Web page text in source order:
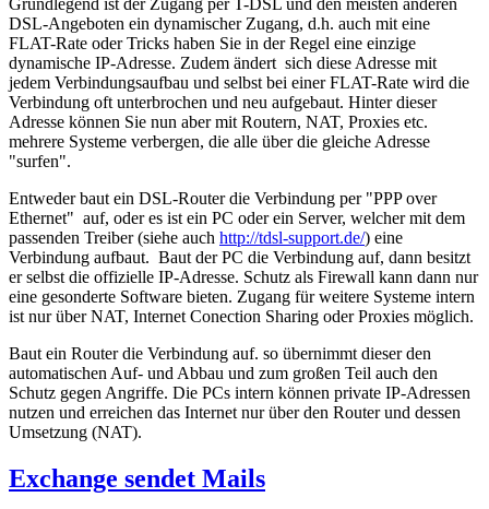
DSL-Angeboten ein dynamischer Zugang, d.h. auch mit eine
FLAT-Rate oder Tricks haben Sie in der Regel eine einzige
dynamische IP-Adresse. Zudem ändert sich diese Adresse mit
jedem Verbindungsaufbau und selbst bei einer FLAT-Rate wird die
Verbindung oft unterbrochen und neu aufgebaut. Hinter dieser
Adresse können Sie nun aber mit Routern, NAT, Proxies etc.
mehrere Systeme verbergen, die alle über die gleiche Adresse
"surfen".
Entweder baut ein DSL-Router die Verbindung per "PPP over
Ethernet" auf, oder es ist ein PC oder ein Server, welcher mit dem
passenden Treiber (siehe auch http://tdsl-support.de/) eine
Verbindung aufbaut. Baut der PC die Verbindung auf, dann besitzt
er selbst die offizielle IP-Adresse. Schutz als Firewall kann dann nur
eine gesonderte Software bieten. Zugang für weitere Systeme intern
ist nur über NAT, Internet Conection Sharing oder Proxies möglich.
Baut ein Router die Verbindung auf. so übernimmt dieser den
automatischen Auf- und Abbau und zum großen Teil auch den
Schutz gegen Angriffe. Die PCs intern können private IP-Adressen
nutzen und erreichen das Internet nur über den Router und dessen
Umsetzung (NAT).
Exchange sendet Mails